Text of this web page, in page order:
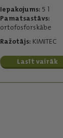
Iepakojums: 5 l
Pamatsastāvs:
ortofosforskābe
Ražotājs: KIMITEC
Lasīt vairāk